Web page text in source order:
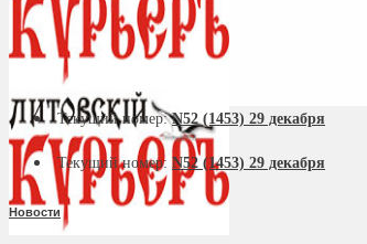
Текущий номер:N52 (1453) 29 декабря
Текущий номер: N52 (1453) 29 декабря
Новости